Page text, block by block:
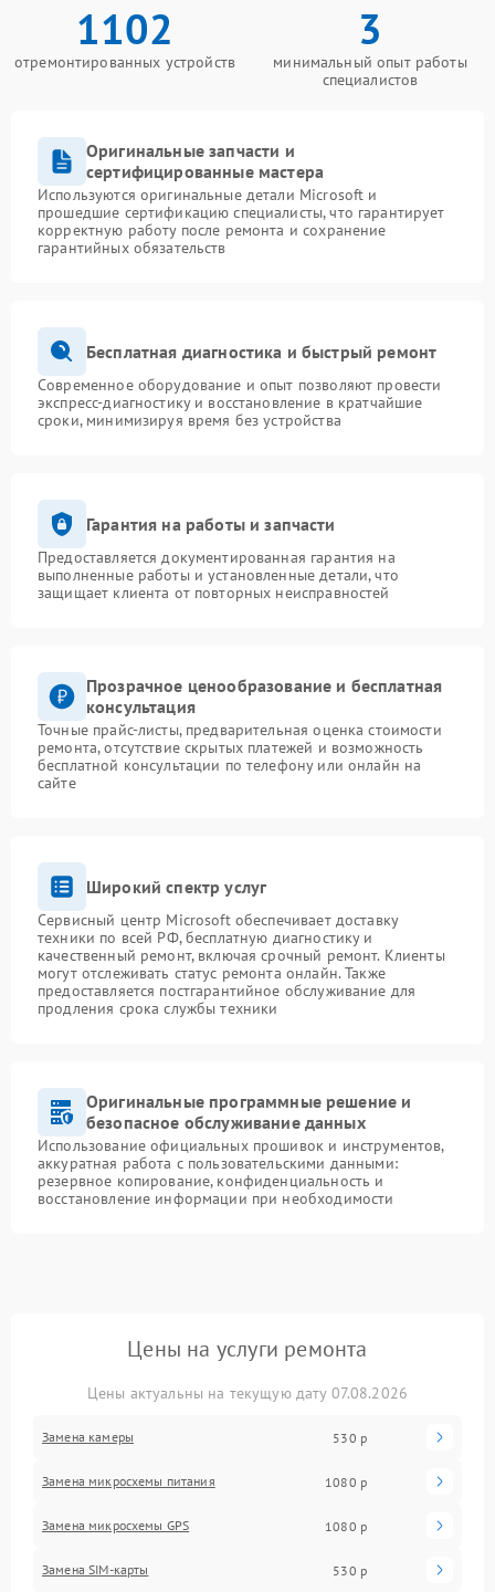
1102
отремонтированных устройств
3
минимальный опыт работы
специалистов
Оригинальные запчасти и
сертифицированные мастера
Используются оригинальные детали Microsoft и
прошедшие сертификацию специалисты, что гарантирует
корректную работу после ремонта и сохранение
гарантийных обязательств
Бесплатная диагностика и быстрый ремонт
Современное оборудование и опыт позволяют провести
экспресс-диагностику и восстановление в кратчайшие
сроки, минимизируя время без устройства
Гарантия на работы и запчасти
Предоставляется документированная гарантия на
выполненные работы и установленные детали, что
защищает клиента от повторных неисправностей
Прозрачное ценообразование и бесплатная
консультация
Точные прайс-листы, предварительная оценка стоимости
ремонта, отсутствие скрытых платежей и возможность
бесплатной консультации по телефону или онлайн на
сайте
Широкий спектр услуг
Сервисный центр Microsoft обеспечивает доставку
техники по всей РФ, бесплатную диагностику и
качественный ремонт, включая срочный ремонт. Клиенты
могут отслеживать статус ремонта онлайн. Также
предоставляется постгарантийное обслуживание для
продления срока службы техники
Оригинальные программные решение и
безопасное обслуживание данных
Использование официальных прошивок и инструментов,
аккуратная работа с пользовательскими данными:
резервное копирование, конфиденциальность и
восстановление информации при необходимости
Цены на услуги ремонта
Цены актуальны на текущую дату 07.08.2026
Замена камеры 530 р
Замена микросхемы питания 1080 р
Замена микросхемы GPS 1080 р
Замена SIM-карты 530 р